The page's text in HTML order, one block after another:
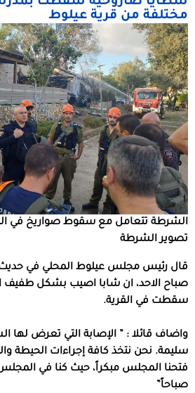
مختلفة من قرية عيلوط
الشرطة تتعامل مع سقوط صواريخ في
تصوير الشرطة
قال رئيس مجلس عيلوط المحلي في حديث
صباح الاحد، ان شابا اصيب بشكل طفيف
سقطت في القرية.
واضاف قائلا : ” الإصابة التي تعرض لها
سليمة. نحن نتخذ كافة إجراءات الحيطة
فتحنا المجلس مبكراً، حيث كنا في
صباحاً”